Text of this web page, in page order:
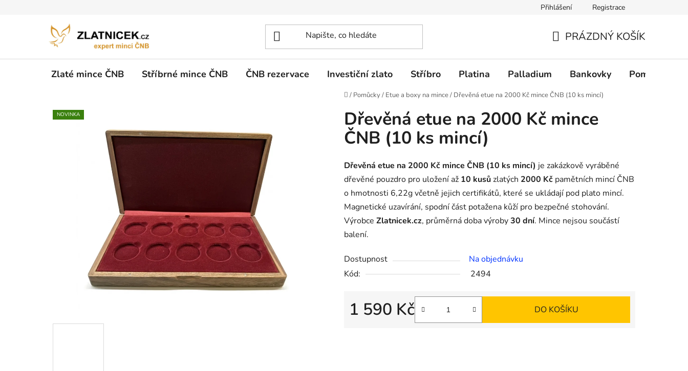
Přihlášení Registrace
PRÁZDNÝ KOŠÍK
Zlaté mince ČNB Stříbrné mince ČNB ČNB rezervace Investiční zlato Stříbro Platina Palladium Bankovky Pomůcky
Domů
/ Pomůcky/ Etue a boxy na mince/ Dřevěná etue na 2000 Kč mince ČNB (10 ks mincí)
Dřevěná etue na 2000 Kč mince
ČNB (10 ks mincí)
Dřevěná etue na 2000 Kč mince ČNB (10 ks mincí) je zakázkově vyráběné
dřevěné pouzdro pro uložení až 10 kusůzlatých 2000 Kč pamětních mincí ČNB
o hmotnosti 6,22g včetně jejich certifikátů, které se ukládají pod plato mincí.
Magnetické uzavírání, spodní část potažena kůží pro bezpečné stohování.
Výrobce Zlatnicek.cz, průměrná doba výroby30 dní. Mince nejsou součástí
balení.
Dostupnost
Na objednávku
Kód:
2494
1 590 Kč DO KOŠÍKU
NOVINKA